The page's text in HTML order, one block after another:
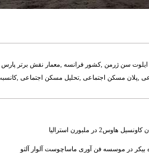
سن ژرمن ,کشور فرانسه ,معمار نقش برتر
,پلان مسکن اجتماعی ,تحلیل مسکن اجتماعی
در ملبورن استرالیا
بیکر در موسسه فن آوری ماساچوست آلوار آلتو